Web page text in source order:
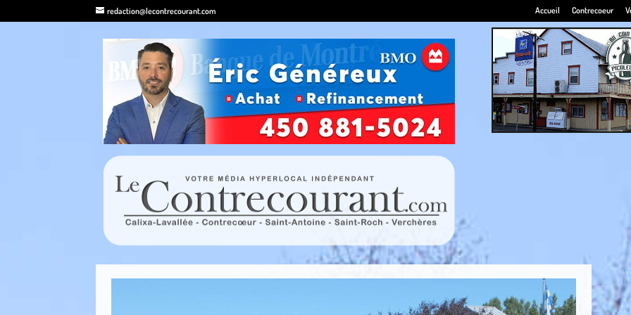
redaction@lecontrecourant.com Accueil Contrecoeur